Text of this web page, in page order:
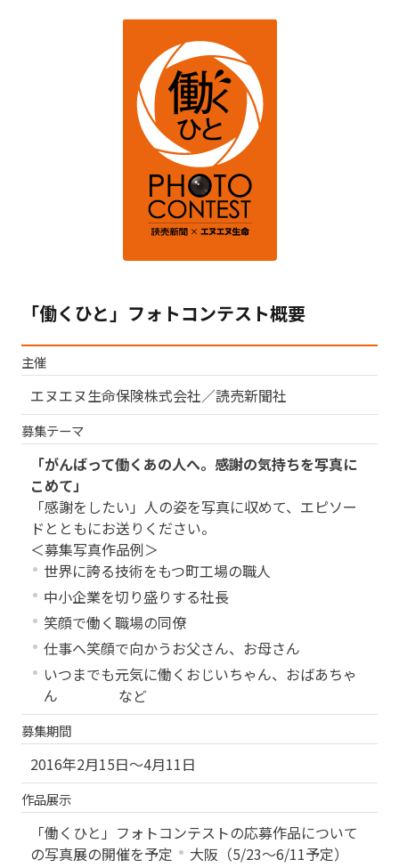
「働くひと」フォトコンテスト概要
主催
エヌエヌ生命保険株式会社／読売新聞社
募集テーマ
「がんばって働くあの人へ。感謝の気持ちを写真に
こめて」
「感謝をしたい」人の姿を写真に収めて、エピソー
ドとともにお送りください。
＜募集写真作品例＞
世界に誇る技術をもつ町工場の職人
中小企業を切り盛りする社長
笑顔で働く職場の同僚
仕事へ笑顔で向かうお父さん、お母さん
いつまでも元気に働くおじいちゃん、おばあちゃ
ん など
募集期間
2016年2月15日～4月11日
作品展示
「働くひと」フォトコンテストの応募作品について
の写真展の開催を予定
大阪（5/23～6/11予定）